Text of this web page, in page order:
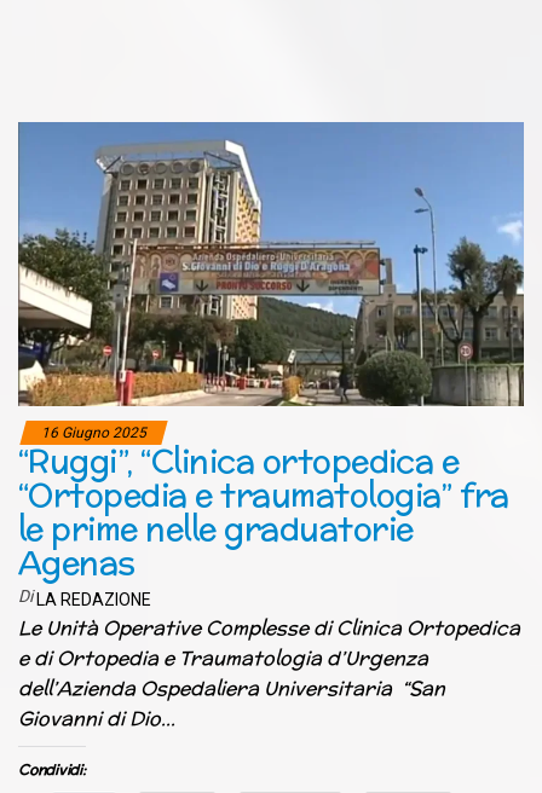
16 Giugno 2025
“Ruggi”, “Clinica ortopedica e
“Ortopedia e traumatologia” fra
le prime nelle graduatorie
Agenas
Di LA REDAZIONE
Le Unità Operative Complesse di Clinica Ortopedica
e di Ortopedia e Traumatologia d’Urgenza
dell’Azienda Ospedaliera Universitaria “San
Giovanni di Dio…
Condividi: